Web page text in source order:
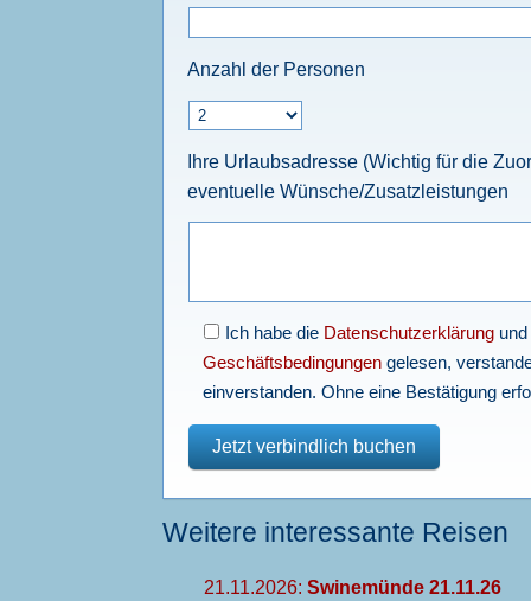
Anzahl der Personen
Ihre Urlaubsadresse (Wichtig für die
eventuelle Wünsche/Zusatzleistungen
Ich habe die Datenschutzerklärungund
Geschäftsbedingungengelesen,
einverstanden. Ohne eine Bestätigung
Weitere interessante Reisen
21.11.2026: Swinemünde 21.11.26